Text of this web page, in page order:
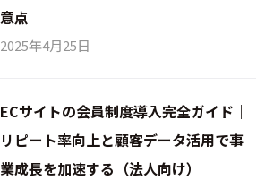
意点
2025年4月25日
ECサイトの会員制度導入完全ガイド｜
リピート率向上と顧客データ活用で事
業成長を加速する（法人向け）